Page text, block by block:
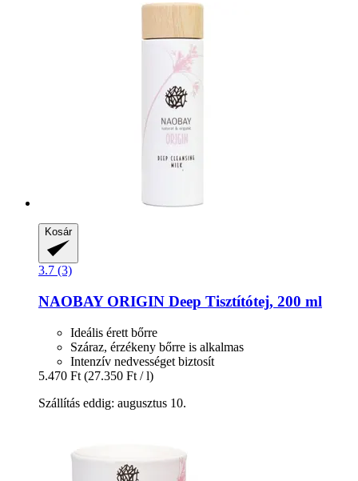
Kosár
3.7 (3)
NAOBAYORIGIN Deep Tisztítótej, 200 ml
Ideális érett bőrre
Száraz, érzékeny bőrre is alkalmas
Intenzív nedvességet biztosít
5.470 Ft (27.350 Ft / l)
Szállítás eddig: augusztus 10.